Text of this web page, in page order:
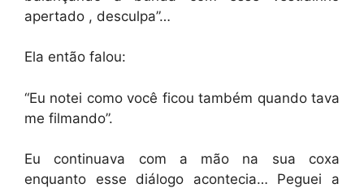
apertado , desculpa”…
Ela então falou:
“Eu notei como você ficou também quando tava
me filmando”.
Eu continuava com a mão na sua coxa
enquanto esse diálogo acontecia… Peguei a